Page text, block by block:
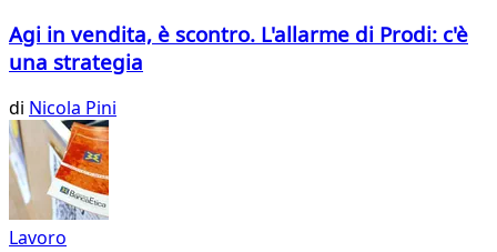
Agi in vendita, è scontro. L'allarme di Prodi: c'è
una strategia
di Nicola Pini
Lavoro